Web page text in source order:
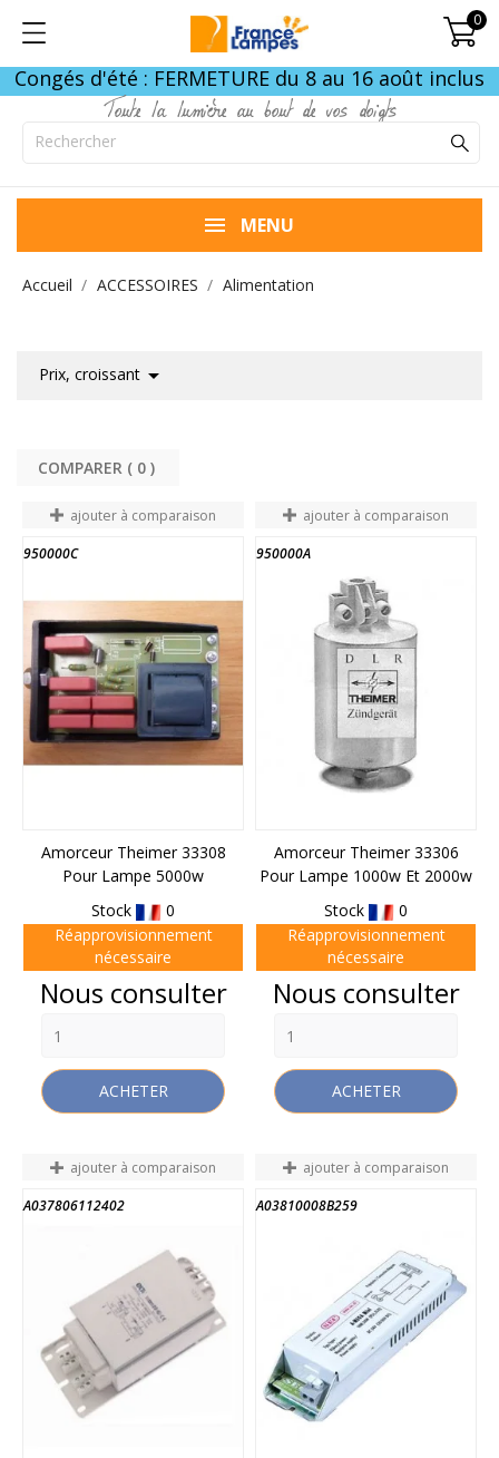
0
Congés d'été : FERMETURE du 8 au 16 août inclus
Toute la lumière au bout de vos doigts
MENU
Accueil ACCESSOIRES Alimentation
Prix, croissant 
COMPARER ( 0
ajouter à comparaison
950000C
Amorceur Theimer 33308
Pour Lampe 5000w
Stock
0
Réapprovisionnement
nécessaire
Prix
Nous consulter
ACHETER
ajouter à comparaison
950000A
Amorceur Theimer 33306
Pour Lampe 1000w Et 2000w
Stock
0
Réapprovisionnement
nécessaire
Prix
Nous consulter
ACHETER
ajouter à comparaison
A037806112402
ajouter à comparaison
A03810008B259